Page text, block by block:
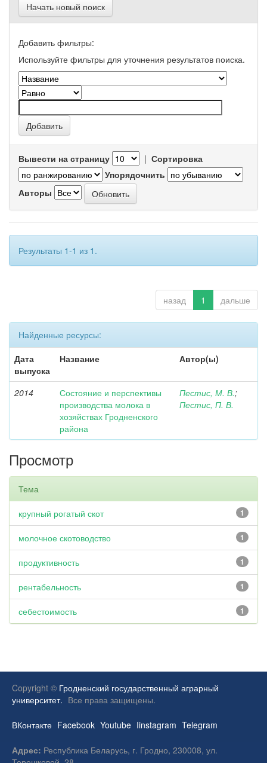
Начать новый поиск
Добавить фильтры:
Используйте фильтры для уточнения результатов поиска.
Вывести на страницу | Сортировка
Упорядочнить
Авторы
Результаты 1-1 из 1.
назад 1 дальше
Найденные ресурсы:
Дата
выпуска
Название Автор(ы)
2014
Состояние и перспективы
производства молока в
хозяйствах Гродненского
района
Пестис, М. В.;
Пестис, П. В.
Просмотр
Тема
1
крупный рогатый скот
1
молочное скотоводство
1
продуктивность
1
рентабельность
1
себестоимость
Copyright © Гродненский государственный аграрный
университет. Все права защищены.
ВКонтакте Facebook Youtube Iinstagram Telegram
Адрес: Республика Беларусь, г. Гродно, 230008, ул.